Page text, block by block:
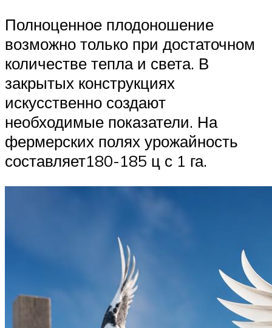
Полноценное плодоношение
возможно только при достаточном
количестве тепла и света. В
закрытых конструкциях
искусственно создают
необходимые показатели. На
фермерских полях урожайность
составляет180-185 ц с 1 га.